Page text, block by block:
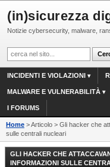
(in)sicurezza
Notizie cybersecurity, malware,
INCIDENTI E VIOLAZIONI
MALWARE E VULNERABILITÀ
I FORUMS
Home > Articolo > Gli hacker che
sulle centrali nucleari
GLI HACKER CHE
INFORMAZIONI SULLE